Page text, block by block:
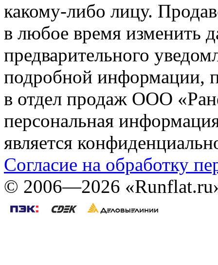
какому-либо лицу.
в любое время изменить
предварительного
подробной информации,
в отдел продаж ООО
персональная
является
Согласие на обработку
© 2006—2026